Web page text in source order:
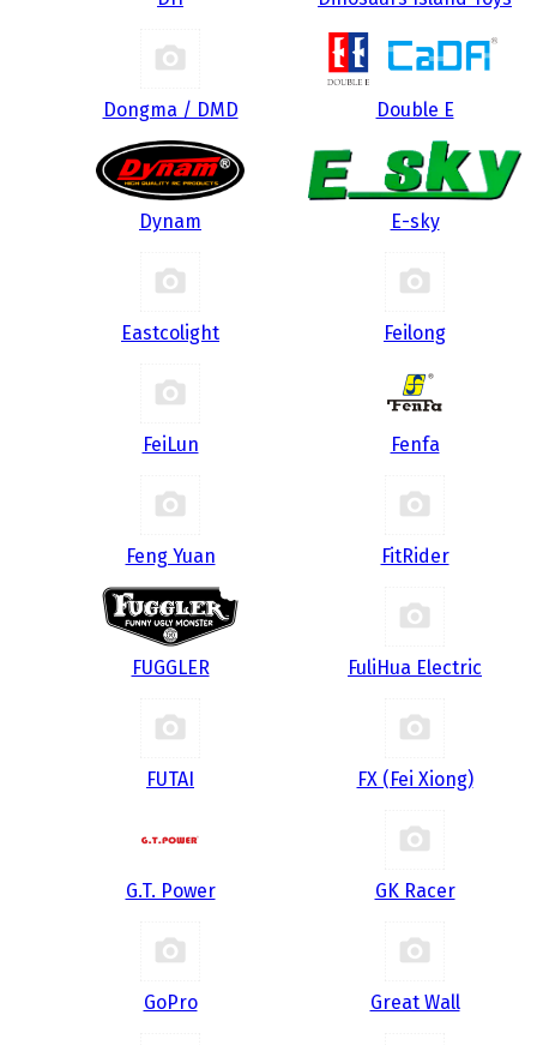
Dongma / DMD Double E
Dynam E-sky
Eastcolight Feilong
FeiLun Fenfa
Feng Yuan FitRider
FUGGLER FuliHua Electric
FUTAI FX (Fei Xiong)
G.T. Power GK Racer
GoPro Great Wall